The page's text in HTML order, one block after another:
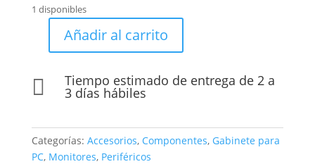
1 disponibles
COMPUTADOR
RYZEN
ANTEC
MONITOR
Añadir al carrito
 Tiempo estimado de entrega de 2 a
3 días hábiles
Categorías: Accesorios, Componentes, Gabinete para
PC, Monitores, Periféricos